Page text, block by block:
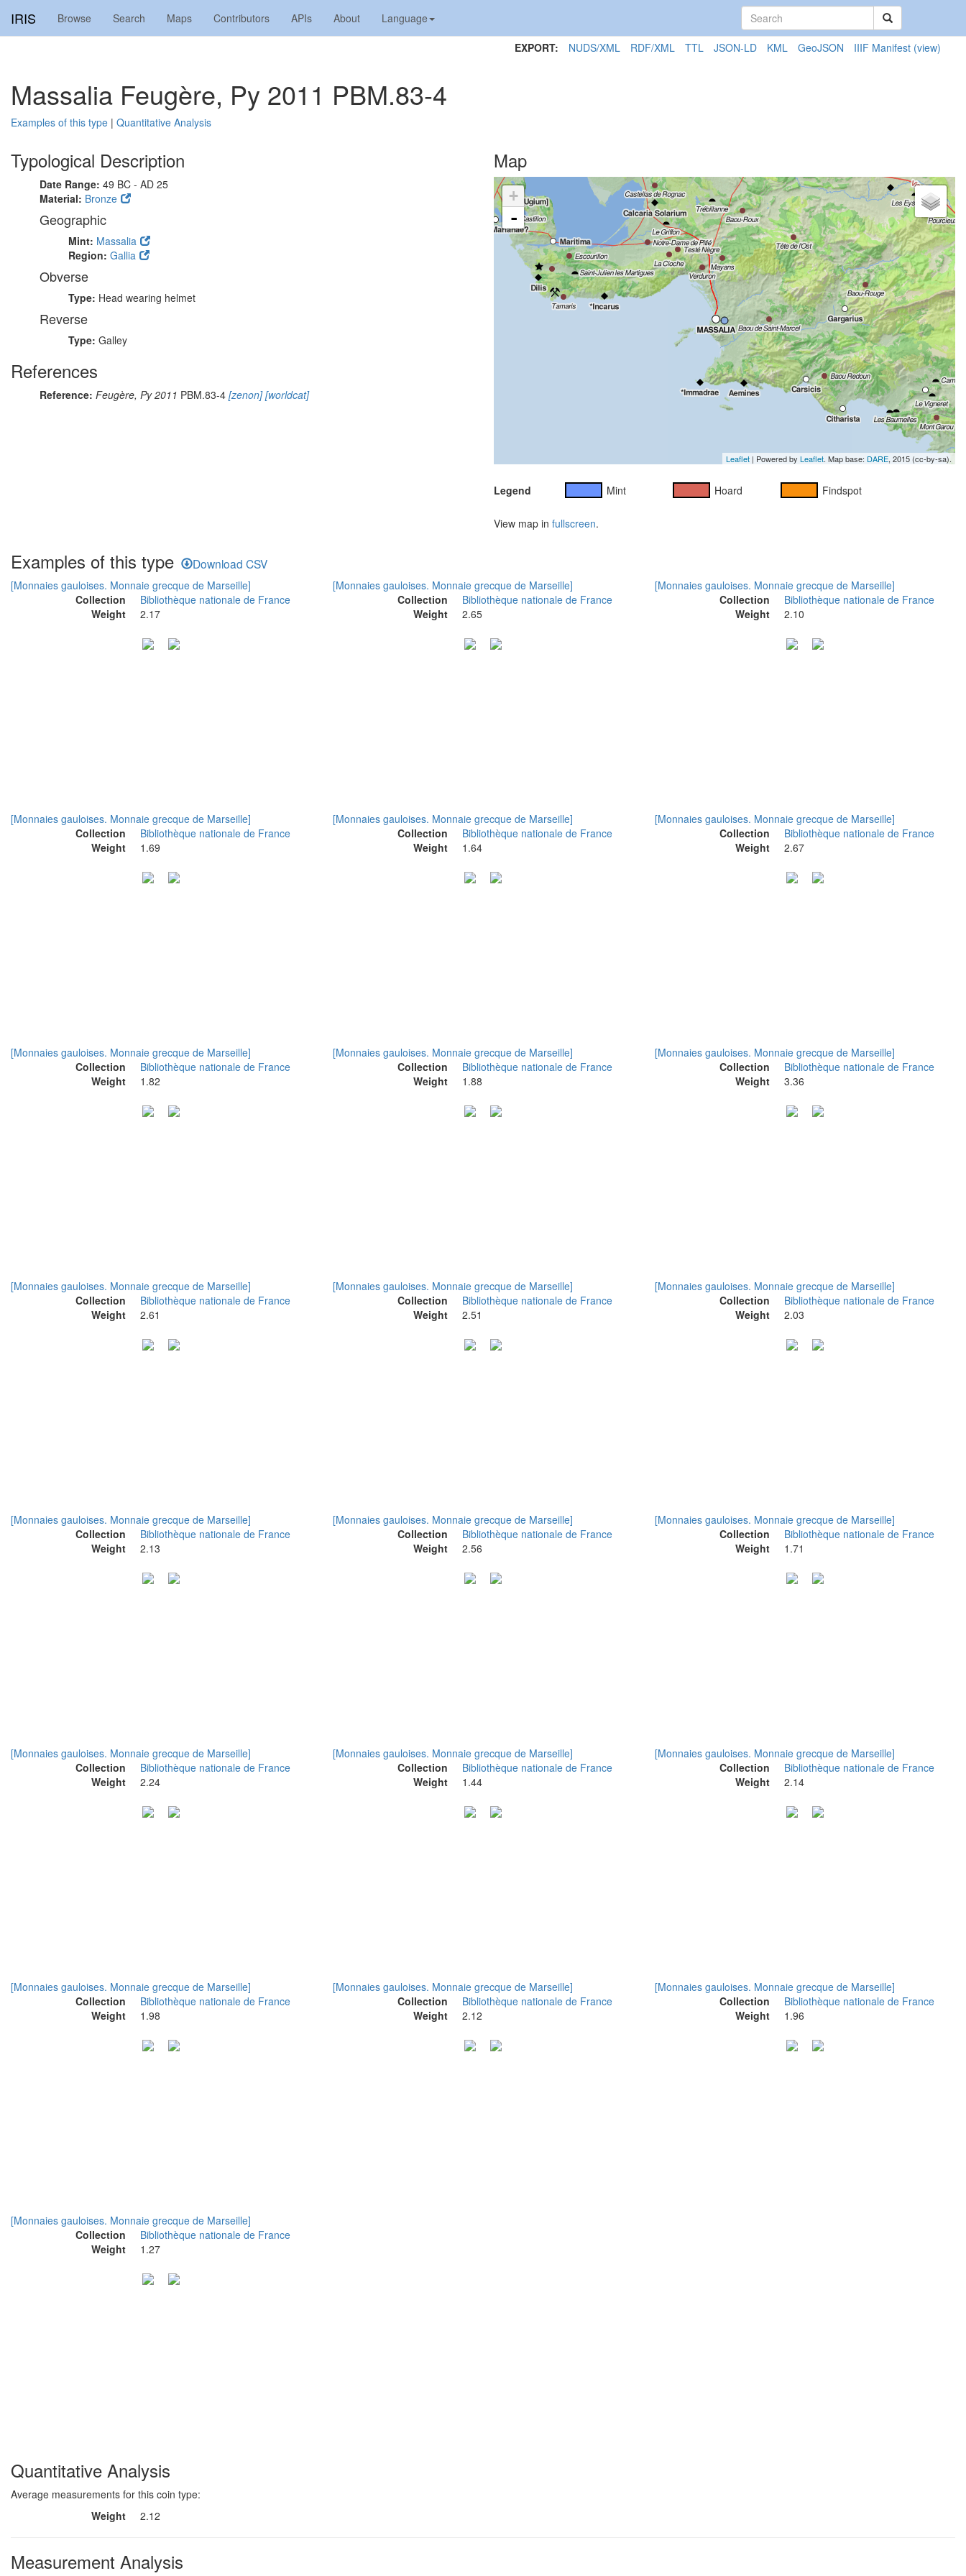
IRIS Browse Search Maps Contributors APIs About Language
EXPORT: NUDS/XML RDF/XML TTL JSON-LD KML GeoJSON IIIF Manifest (view)
Massalia Feugère, Py 2011 PBM.83-4
Examples of this type | Quantitative Analysis
Typological Description
Date Range: 49 BC - AD 25
Material: Bronze
Geographic
Mint: Massalia
Region: Gallia
Obverse
Type: Head wearing helmet
Reverse
Type: Galley
References
Reference: Feugère, Py 2011 PBM.83-4 [zenon][worldcat]
Map
+
-
Leaflet | Powered by Leaflet. Map base: DARE, 2015 (cc-by-sa).
Legend Mint Hoard Findspot
View map in fullscreen.
Examples of this type Download CSV
[Monnaies gauloises. Monnaie grecque de Marseille]
Collection
Bibliothèque nationale de France
Weight
2.17
[Monnaies gauloises. Monnaie grecque de Marseille]
Collection
Bibliothèque nationale de France
Weight
2.65
[Monnaies gauloises. Monnaie grecque de Marseille]
Collection
Bibliothèque nationale de France
Weight
2.10
[Monnaies gauloises. Monnaie grecque de Marseille]
Collection
Bibliothèque nationale de France
Weight
1.69
[Monnaies gauloises. Monnaie grecque de Marseille]
Collection
Bibliothèque nationale de France
Weight
1.64
[Monnaies gauloises. Monnaie grecque de Marseille]
Collection
Bibliothèque nationale de France
Weight
2.67
[Monnaies gauloises. Monnaie grecque de Marseille]
Collection
Bibliothèque nationale de France
Weight
1.82
[Monnaies gauloises. Monnaie grecque de Marseille]
Collection
Bibliothèque nationale de France
Weight
1.88
[Monnaies gauloises. Monnaie grecque de Marseille]
Collection
Bibliothèque nationale de France
Weight
3.36
[Monnaies gauloises. Monnaie grecque de Marseille]
Collection
Bibliothèque nationale de France
Weight
2.61
[Monnaies gauloises. Monnaie grecque de Marseille]
Collection
Bibliothèque nationale de France
Weight
2.51
[Monnaies gauloises. Monnaie grecque de Marseille]
Collection
Bibliothèque nationale de France
Weight
2.03
[Monnaies gauloises. Monnaie grecque de Marseille]
Collection
Bibliothèque nationale de France
Weight
2.13
[Monnaies gauloises. Monnaie grecque de Marseille]
Collection
Bibliothèque nationale de France
Weight
2.56
[Monnaies gauloises. Monnaie grecque de Marseille]
Collection
Bibliothèque nationale de France
Weight
1.71
[Monnaies gauloises. Monnaie grecque de Marseille]
Collection
Bibliothèque nationale de France
Weight
2.24
[Monnaies gauloises. Monnaie grecque de Marseille]
Collection
Bibliothèque nationale de France
Weight
1.44
[Monnaies gauloises. Monnaie grecque de Marseille]
Collection
Bibliothèque nationale de France
Weight
2.14
[Monnaies gauloises. Monnaie grecque de Marseille]
Collection
Bibliothèque nationale de France
Weight
1.98
[Monnaies gauloises. Monnaie grecque de Marseille]
Collection
Bibliothèque nationale de France
Weight
2.12
[Monnaies gauloises. Monnaie grecque de Marseille]
Collection
Bibliothèque nationale de France
Weight
1.96
[Monnaies gauloises. Monnaie grecque de Marseille]
Collection
Bibliothèque nationale de France
Weight
1.27
Quantitative Analysis
Average measurements for this coin type:
Weight
2.12
Measurement Analysis